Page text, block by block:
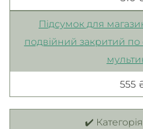
Підсумок для
подвійний закритий по
555
✔️